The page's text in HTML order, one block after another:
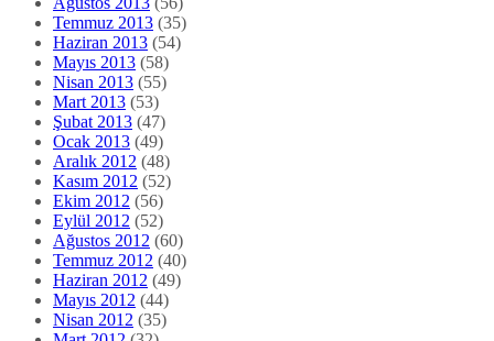
Temmuz 2013 (35)
Haziran 2013 (54)
Mayıs 2013 (58)
Nisan 2013 (55)
Mart 2013 (53)
Şubat 2013 (47)
Ocak 2013 (49)
Aralık 2012 (48)
Kasım 2012 (52)
Ekim 2012 (56)
Eylül 2012 (52)
Ağustos 2012 (60)
Temmuz 2012 (40)
Haziran 2012 (49)
Mayıs 2012 (44)
Nisan 2012 (35)